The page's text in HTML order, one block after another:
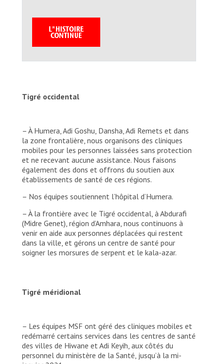
Tigré occidental
– À Humera, Adi Goshu, Dansha, Adi Remets et dans
la zone frontalière, nous organisons des cliniques
mobiles pour les personnes laissées sans protection
et ne recevant aucune assistance. Nous faisons
également des dons et offrons du soutien aux
établissements de santé de ces régions.
– Nos équipes soutiennent l’hôpital d’Humera.
– À la frontière avec le Tigré occidental, à Abdurafi
(Midre Genet), région d’Amhara, nous continuons à
venir en aide aux personnes déplacées qui restent
dans la ville, et gérons un centre de santé pour
soigner les morsures de serpent et le kala-azar.
Tigré méridional
– Les équipes MSF ont géré des cliniques mobiles et
redémarré certains services dans les centres de santé
des villes de Hiwane et Adi Keyih, aux côtés du
personnel du ministère de la Santé, jusqu’à la mi-